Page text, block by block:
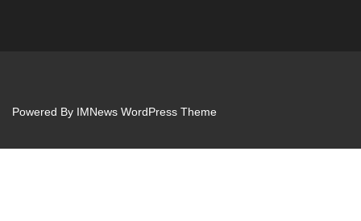
Powered By IMNews WordPress Theme